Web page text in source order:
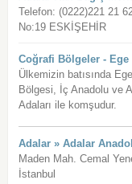
Telefon: (0222)221 21
No:19 ESKİŞEHİR
Coğrafi Bölgeler - Ege
Ülkemizin batısında
Bölgesi, İç Anadolu ve
Adaları ile komşudur.
Adalar » Adalar
Maden Mah. Cemal
İstanbul